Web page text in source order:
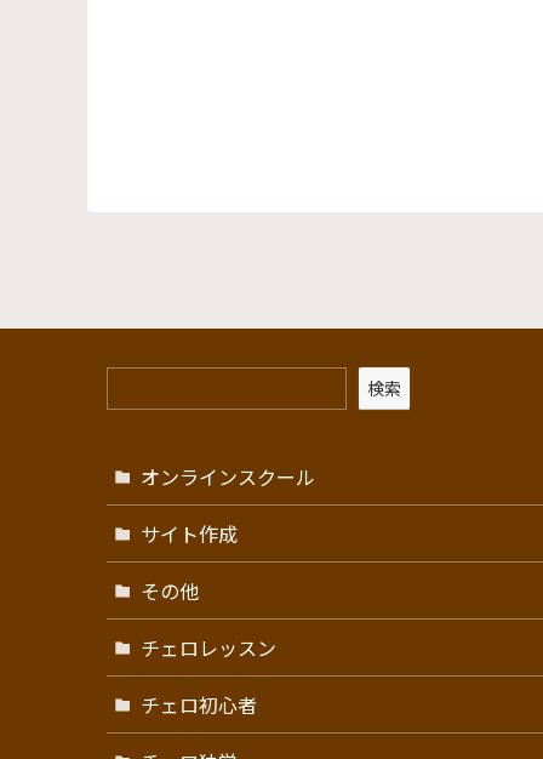
検索
オンラインスクール
サイト作成
その他
チェロレッスン
チェロ初心者